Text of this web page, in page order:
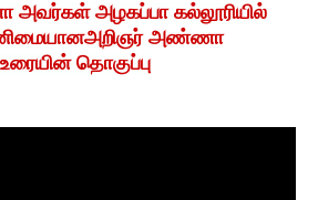
அழகப்பா கல்லூரியில்
அறிஞர் அண்ணா
உரையின் தொகுப்பு